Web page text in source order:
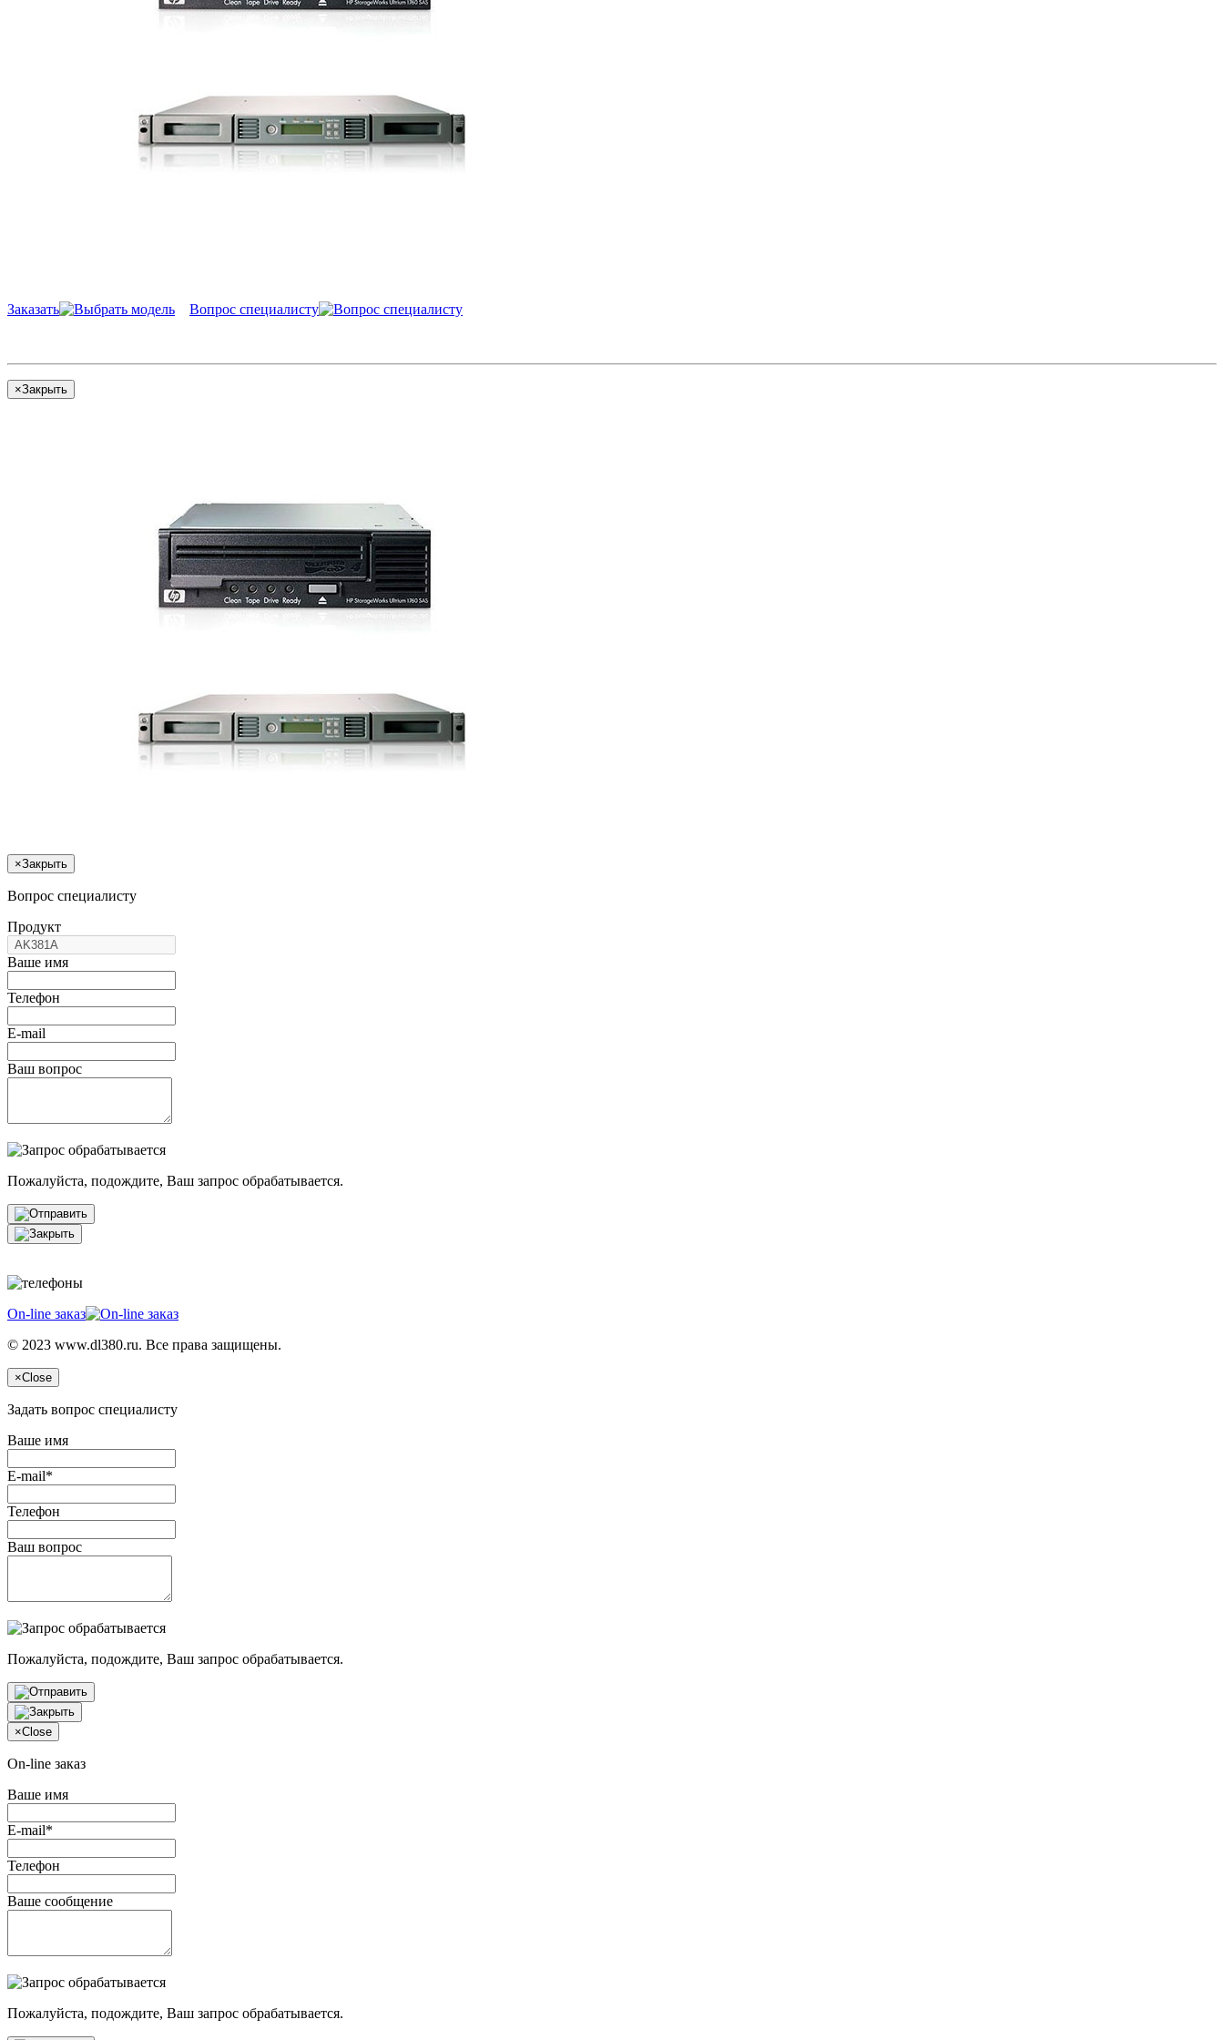
Заказать Вопрос специалисту
×Закрыть
×Закрыть
Вопрос специалисту
Продукт
Ваше имя
Телефон
E-mail
Ваш вопрос
Пожалуйста, подождите, Ваш запрос обрабатывается.
On-line заказ
© 2023 www.dl380.ru. Все права защищены.
×Close
Задать вопрос специалисту
Ваше имя
E-mail*
Телефон
Ваш вопрос
Пожалуйста, подождите, Ваш запрос обрабатывается.
×Close
On-line заказ
Ваше имя
E-mail*
Телефон
Ваше сообщение
Пожалуйста, подождите, Ваш запрос обрабатывается.